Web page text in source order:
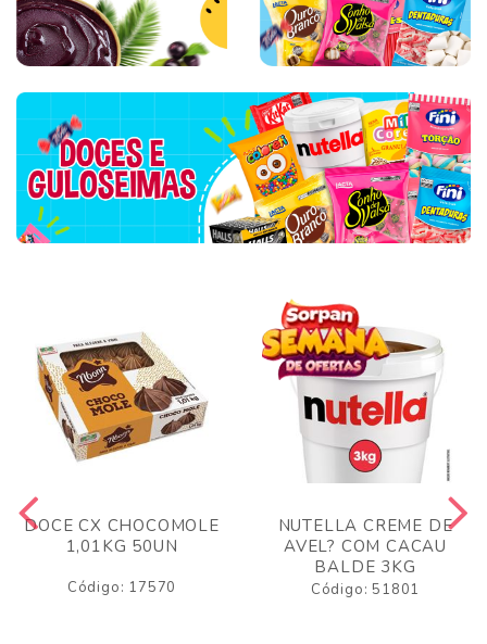
DOCE CX CHOCOMOLE
1,01KG 50UN
Código: 17570
NUTELLA CREME DE
AVEL? COM CACAU
BALDE 3KG
Código: 51801